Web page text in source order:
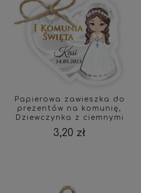
Papierowa zawieszka do
prezentów na komunię,
Dziewczynka z ciemnymi
włosami
3,20 zł